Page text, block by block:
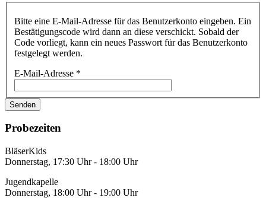
Bitte eine E-Mail-Adresse für das Benutzerkonto eingeben. Ein
Bestätigungscode wird dann an diese verschickt. Sobald der
Code vorliegt, kann ein neues Passwort für das Benutzerkonto
festgelegt werden.
E-Mail-Adresse *
Senden
Probezeiten
BläserKids
Donnerstag, 17:30 Uhr - 18:00 Uhr
Jugendkapelle
Donnerstag, 18:00 Uhr - 19:00 Uhr